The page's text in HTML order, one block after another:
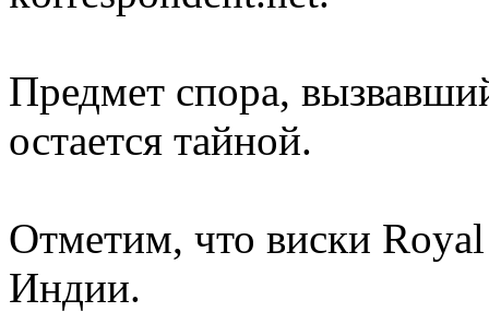
Предмет спора,
остается тайной.
Отметим, что виски Royal
Индии.